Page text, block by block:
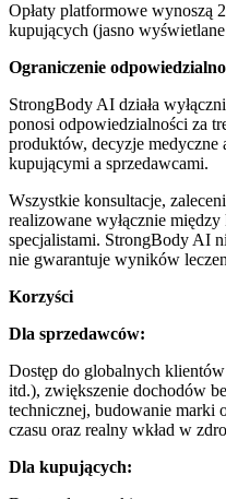
Opłaty platformowe wynoszą
kupujących (jasno wyświetlane
Ograniczenie
StrongBody AI działa
ponosi odpowiedzialności za
produktów, decyzje
kupującymi a sprzedawcami.
Wszystkie konsultacje,
realizowane wyłącznie
specjalistami. StrongBody AI
nie gwarantuje wyników
Korzyści
Dla sprzedawców:
Dostęp do globalnych
itd.), zwiększenie dochodów
technicznej, budowanie marki
czasu oraz realny wkład w
Dla kupujących: